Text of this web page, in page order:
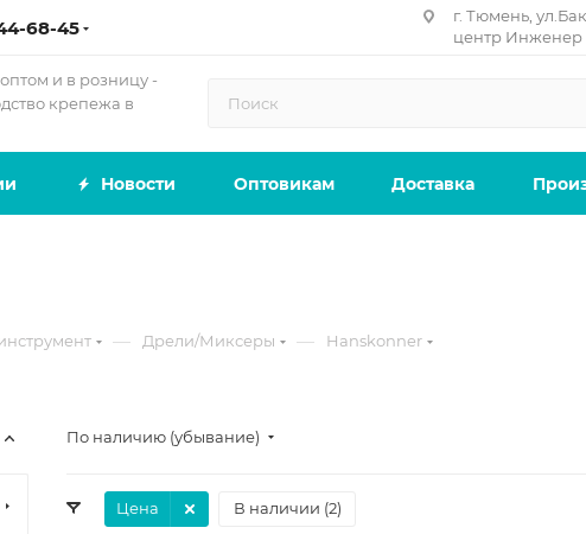
68-45
г. Тюмень,
центр Инженер
и в розницу -
крепежа в
Новости Оптовикам Доставка
— Дрели/Миксеры — Hanskonner
По наличию (убывание)
Цена В наличии (2)